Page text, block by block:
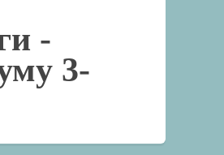
-
3-